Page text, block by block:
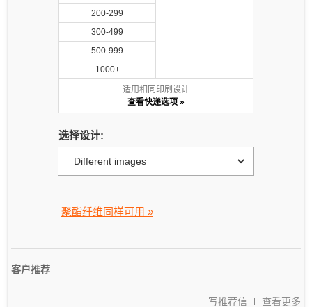
200-299
300-499
500-999
1000+
适用相同印刷设计
查看快递选项 »
选择设计:
聚酯纤维同样可用 »
客户推荐
写推荐信 查看更多